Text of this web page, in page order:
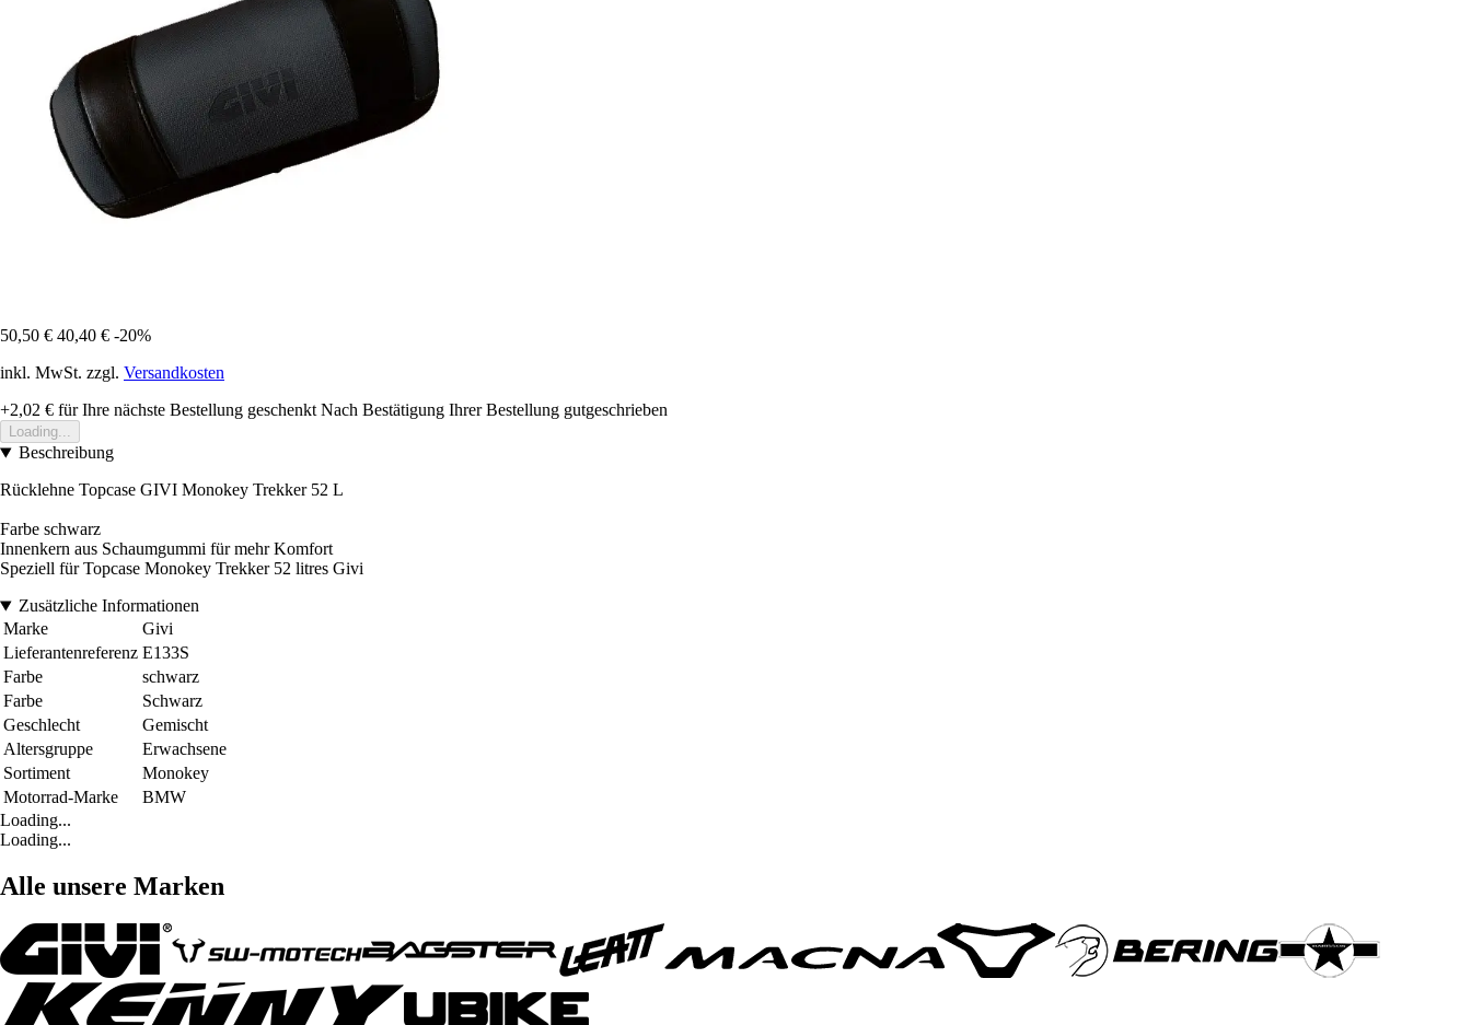
50,50 € 40,40 € -20%
inkl. MwSt. zzgl. Versandkosten
+2,02 € für Ihre nächste Bestellung geschenkt Nach Bestätigung Ihrer Bestellung gutgeschrieben
Loading...
Beschreibung
Rücklehne Topcase GIVI Monokey Trekker 52 L
Farbe schwarz
Innenkern aus Schaumgummi für mehr Komfort
Speziell für Topcase Monokey Trekker 52 litres Givi
Zusätzliche Informationen
Marke
Givi
Lieferantenreferenz E133S
Farbe
schwarz
Farbe
Schwarz
Geschlecht
Gemischt
Altersgruppe
Erwachsene
Sortiment
Monokey
Motorrad-Marke
BMW
Loading...
Loading...
Alle unsere Marken